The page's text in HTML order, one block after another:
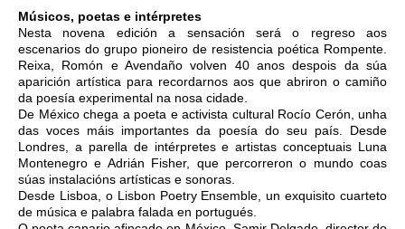
Músicos, poetas e intérpretes
Nesta novena edición a sensación será o regreso aos
escenarios do grupo pioneiro de resistencia poética Rompente.
Reixa, Romón e Avendaño volven 40 anos despois da súa
aparición artística para recordarnos aos que abriron o camiño
da poesía experimental na nosa cidade.
De México chega a poeta e activista cultural Rocío Cerón, unha
das voces máis importantes da poesía do seu país. Desde
Londres, a parella de intérpretes e artistas conceptuais Luna
Montenegro e Adrián Fisher, que percorreron o mundo coas
súas instalacións artísticas e sonoras.
Desde Lisboa, o Lisbon Poetry Ensemble, un exquisito cuarteto
de música e palabra falada en portugués.